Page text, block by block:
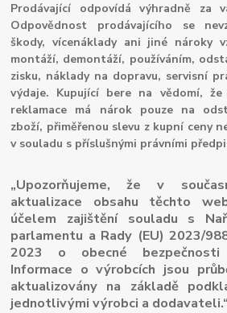
Prodávající odpovídá výhradně za
Odpovědnost prodávajícího se
škody, vícenáklady ani jiné nároky
montáží, demontáží, používáním,
zisku, náklady na dopravu, servisní
výdaje. Kupující bere na vědomí,
reklamace má nárok pouze na
zboží, přiměřenou slevu z kupní ceny
v souladu s příslušnými právními
„Upozorňujeme, že v
aktualizace obsahu těchto
účelem zajištění souladu s
parlamentu a Rady (EU) 2023/
2023 o obecné bezpečnosti
Informace o výrobcích jsou
aktualizovány na základě
jednotlivými výrobci a dodavateli.“